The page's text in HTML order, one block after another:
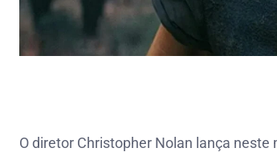
O diretor Christopher Nolan lança